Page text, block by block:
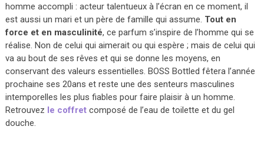
homme accompli : acteur talentueux à l’écran en ce moment, il
est aussi un mari et un père de famille qui assume. Tout en
force et en masculinité, ce parfum s’inspire de l’homme qui se
réalise. Non de celui qui aimerait ou qui espère ; mais de celui qui
va au bout de ses rêves et qui se donne les moyens, en
conservant des valeurs essentielles. BOSS Bottled fêtera l’année
prochaine ses 20ans et reste une des senteurs masculines
intemporelles les plus fiables pour faire plaisir à un homme.
Retrouvez le coffretcomposé de l’eau de toilette et du gel
douche.